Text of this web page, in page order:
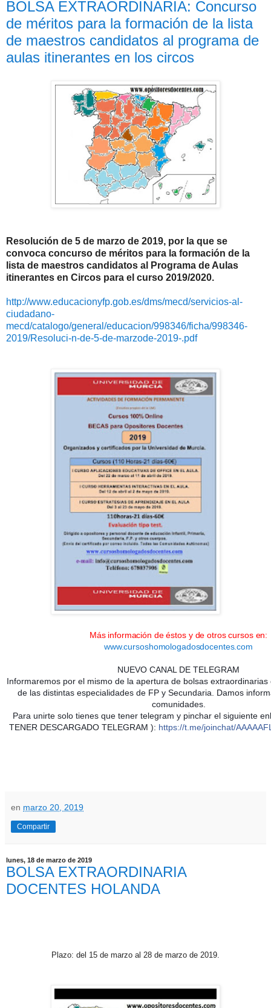
BOLSA EXTRAORDINARIA: Concurso
de méritos para la formación de la lista
de maestros candidatos al programa de
aulas itinerantes en los circos
Resolución de 5 de marzo de 2019, por la que se
convoca concurso de méritos para la formación de la
lista de maestros candidatos al Programa de Aulas
itinerantes en Circos para el curso 2019/2020.
http://www.educacionyfp.gob.es/dms/mecd/servicios-al-
ciudadano-
mecd/catalogo/general/educacion/998346/ficha/998346-
2019/Resoluci-n-de-5-de-marzode-2019-.pdf
Más información de éstos y de otros cursos en:
www.cursoshomologadosdocentes.com
NUEVO CANAL DE TELEGRAM
Informaremos por el mismo de la apertura de bolsas
de las distintas especialidades de FP y Secundaria. Damos
comunidades.
Para unirte solo tienes que tener telegram y pinchar el siguiente
TENER DESCARGADO TELEGRAM ): https://t.me/joinchat/
en marzo 20, 2019
Compartir
lunes, 18 de marzo de 2019
BOLSA EXTRAORDINARIA
DOCENTES HOLANDA
Plazo: del 15 de marzo al 28 de marzo de 2019.